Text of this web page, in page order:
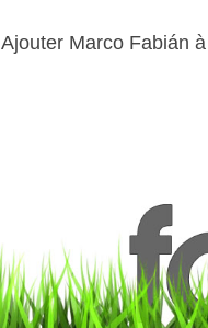
Ajouter Marco Fabián